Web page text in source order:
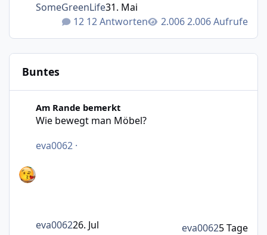
12 Antworten 2.006 Aufrufe
SomeGreenLife31. Mai
Buntes
Am Rande bemerkt
Wie bewegt man Möbel?
eva0062 ·
eva006226. Jul eva00625 Tage